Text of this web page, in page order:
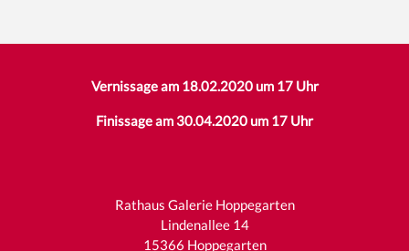
Vernissage am 18.02.2020 um 17 Uhr
Finissage am 30.04.2020 um 17 Uhr
Rathaus Galerie Hoppegarten
Lindenallee 14
15366 Hoppegarten